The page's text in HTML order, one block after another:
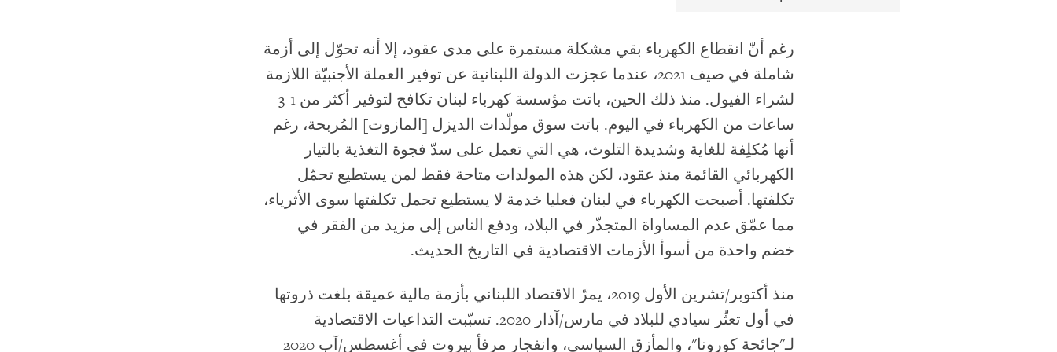
رغم أنّ انقطاع الكهرباء بقي مشكلة مستمرة على مدى عقود، إلا أنه تحوّل إلى أزمة
شاملة في صيف 2021، عندما عجزت الدولة اللبنانية عن توفير العملة الأجنبيّة اللازمة
لشراء الفيول. منذ ذلك الحين، باتت مؤسسة كهرباء لبنان تكافح لتوفير أكثر من 1-3
ساعات من الكهرباء في اليوم. باتت سوق مولّدات الديزل [المازوت] المُربحة، رغم
أنها مُكلِفة للغاية وشديدة التلوث، هي التي تعمل على سدّ فجوة التغذية بالتيار
الكهربائي القائمة منذ عقود، لكن هذه المولدات متاحة فقط لمن يستطيع تحمّل
تكلفتها. أصبحت الكهرباء في لبنان فعليا خدمة لا يستطيع تحمل تكلفتها سوى الأثرياء،
مما عمّق عدم المساواة المتجذّر في البلاد، ودفع الناس إلى مزيد من الفقر في
خضم واحدة من أسوأ الأزمات الاقتصادية في التاريخ الحديث.
منذ أكتوبر/تشرين الأول 2019، يمرّ الاقتصاد اللبناني بأزمة مالية عميقة بلغت ذروتها
في أول تعثّر سيادي للبلاد في مارس/آذار 2020. تسبّبت التداعيات الاقتصادية
لـ"جائحة كورونا"، والمأزق السياسي، وانفجار مرفأ بيروت في أغسطس/آب 2020